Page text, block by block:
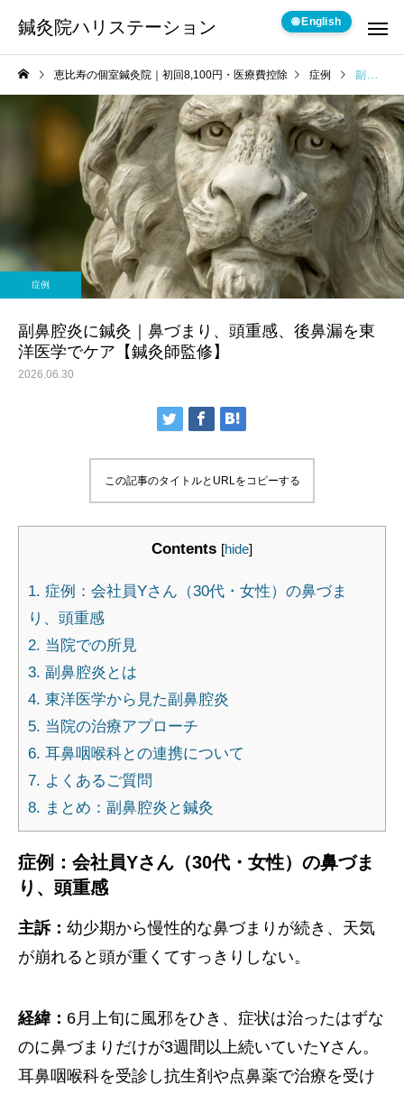
鍼灸院ハリステーション
恵比寿の個室鍼灸院｜初回8,100円・医療費控除 症例 副鼻腔炎に鍼灸｜鼻づまり、頭重感、後鼻漏を東洋医学でケア【鍼灸師監修】
症例
副鼻腔炎に鍼灸｜鼻づまり、頭重感、後鼻漏を東
洋医学でケア【鍼灸師監修】
2026.06.30
この記事のタイトルとURLをコピーする
Contents [hide]
1. 症例：会社員Yさん（30代・女性）の鼻づま
り、頭重感
2. 当院での所見
3. 副鼻腔炎とは
4. 東洋医学から見た副鼻腔炎
5. 当院の治療アプローチ
6. 耳鼻咽喉科との連携について
7. よくあるご質問
8. まとめ：副鼻腔炎と鍼灸
症例：会社員Yさん（30代・女性）の鼻づま
り、頭重感
主訴： 幼少期から慢性的な鼻づまりが続き、天気
が崩れると頭が重くてすっきりしない。
経緯： 6月上旬に風邪をひき、症状は治ったはずな
のに鼻づまりだけが3週間以上続いていたYさん。
耳鼻咽喉科を受診し抗生剤や点鼻薬で治療を受け
🌐 English